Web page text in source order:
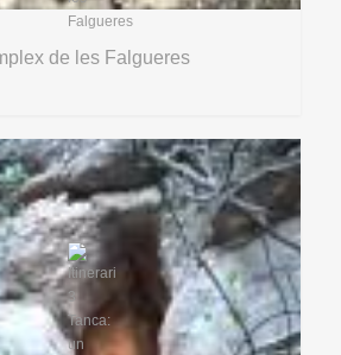
de les Falgueres